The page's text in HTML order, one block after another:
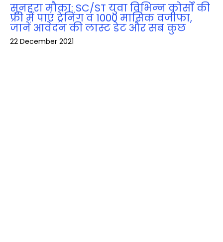
सुनहरा मौका: SC/ST युवा विभिन्‍न कोर्सों की
फ्री में पाएं ट्रेनिंग व 1000 मासिक वजीफा,
जानें आवेदन की लास्‍ट डेट और सब कुछ
22 December 2021